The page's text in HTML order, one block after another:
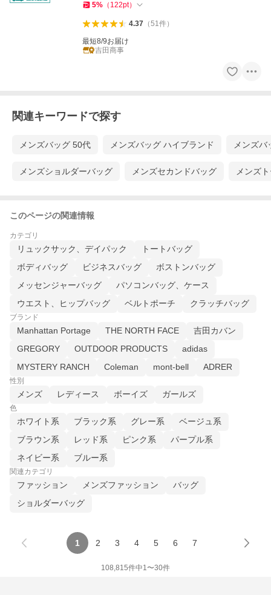
5% （ 122pt）
4.37（51件）
最短8/9お届け
吉田商事
関連キーワードで探す
メンズバッグ 50代 メンズバッグ ハイブランド メンズ
メンズショルダーバッグ メンズセカンドバッグ メンズ
このページの関連情報
カテゴリ
リュックサック、デイパック
トートバッグ
ボディバッグ
ビジネスバッグ
ボストンバッグ
メッセンジャーバッグ
パソコンバッグ、ケース
ウエスト、ヒップバッグ
ベルトポーチ クラッチバッグ
ブランド
Manhattan Portage THE NORTH FACE
吉田カバン
GREGORY
OUTDOOR PRODUCTS
adidas
MYSTERY RANCH
Coleman mont-bell ADRER
性別
メンズ レディース ボーイズ ガールズ
色
ホワイト系 ブラック系 グレー系
ベージュ系
ブラウン系
レッド系 ピンク系
パープル系
ネイビー系
ブルー系
関連カテゴリ
ファッション メンズファッション
バッグ
ショルダーバッグ
1 2 3 4 5 6 7
108,815件中1〜30件